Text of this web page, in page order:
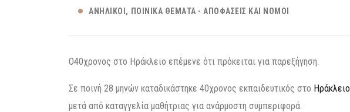
ΑΝΉΛΙΚΟΙ ΠΟΙΝΙΚΆ ΘΈΜΑΤΑ - ΑΠΟΦΆΣΕΙΣ ΚΑΙ ΝΌΜΟΙ
Ο40χρονος στο Ηράκλειο επέμενε ότι πρόκειται για παρεξήγηση.
Σε ποινή 28 μηνών καταδικάστηκε 40χρονος εκπαιδευτικός στο Ηράκλειο
μετά από καταγγελία μαθήτριας για ανάρμοστη συμπεριφορά.